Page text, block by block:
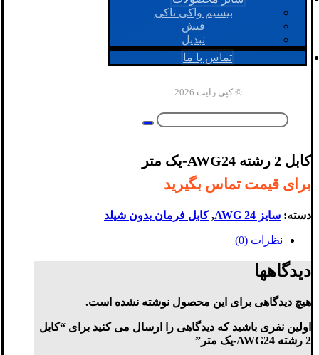
بیسیم واکی تاکی
فیش
تبدیل
تماس با ما
© کپی رایت 2026
کابل 2 رشته AWG24-یک متر
برای قیمت تماس بگیرید
دسته: سایز AWG 24 ,کابل فرمان بدون شیلد
نظرات (0)
دیدگاهها
هیچ دیدگاهی برای این محصول نوشته نشده است.
اولین نفری باشید که دیدگاهی را ارسال می کنید برای “کابل
2 رشته AWG24-یک متر”